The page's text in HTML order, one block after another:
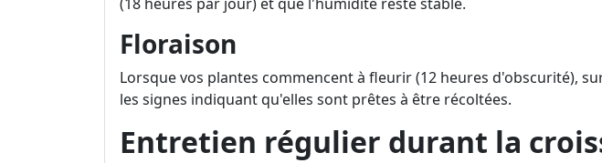
Floraison
Lorsque vos plantes commencent à fleurir (12 heures d'obscurité),
les signes indiquant qu'elles sont prêtes à être récoltées.
Entretien régulier durant la